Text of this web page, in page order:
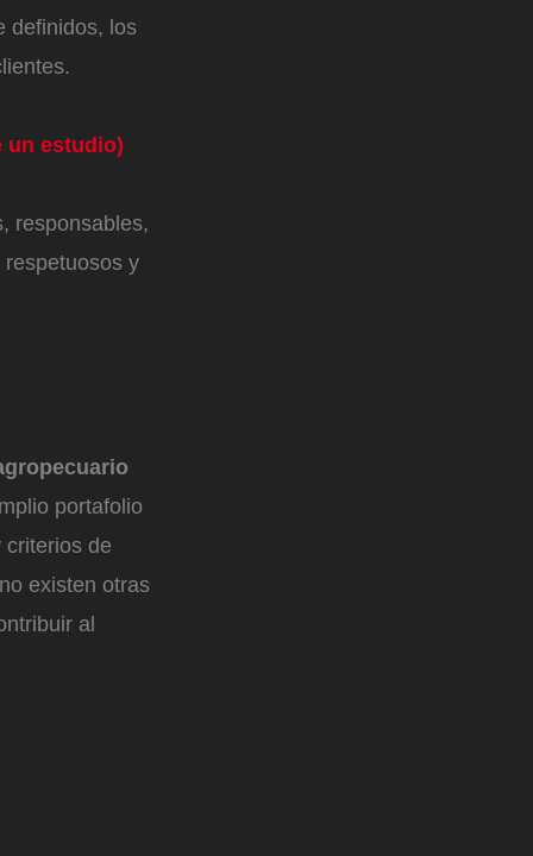
definidos, los
un estudio)
responsables,
y
portafolio
criterios de
existen otras
al